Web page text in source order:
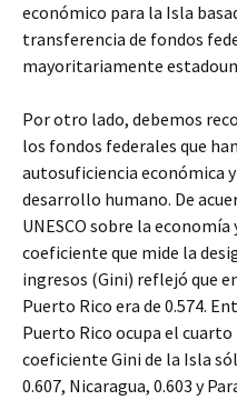
económico para la Isla
transferencia de fondos
mayoritariamente
Por otro lado, debemos
los fondos federales que
autosuficiencia económica
desarrollo humano. De
UNESCO sobre la
coeficiente que mide la
ingresos (Gini) reflejó que
Puerto Rico era de 0.574.
Puerto Rico ocupa el
coeficiente Gini de la Isla
0.607, Nicaragua, 0.603 y